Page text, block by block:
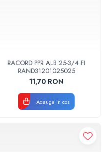
RACORD PPR ALB 25-3/4 FI
RAND31201025025
11,70 RON
Adauga in cos